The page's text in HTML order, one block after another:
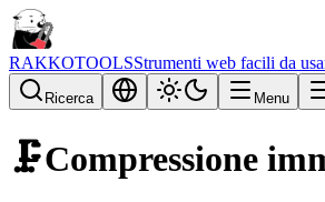
RAKKOTOOLSStrumenti web facili da
Ricerca Menu
🗜️Compressione